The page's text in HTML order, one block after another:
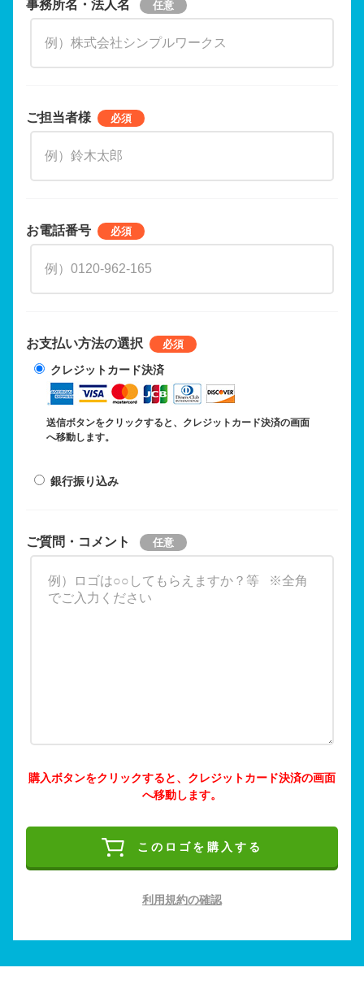
事務所名・法人名
ご担当者様
お電話番号
お支払い方法の選択
クレジットカード決済
送信ボタンをクリックすると、クレジットカード決済の画面
へ移動します。
銀行振り込み
ご質問・コメント
購入ボタンをクリックすると、クレジットカード決済の画面
へ移動します。
このロゴを購入する
利用規約の確認